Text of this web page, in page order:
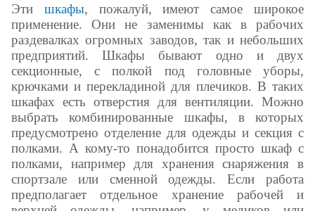
Эти шкафы, пожалуй, имеют самое широкое
применение. Они не заменимы как в рабочих
раздевалках огромных заводов, так и небольших
предприятий. Шкафы бывают одно и двух
секционные, с полкой под головные уборы,
крючками и перекладиной для плечиков. В таких
шкафах есть отверстия для вентиляции. Можно
выбрать комбинированные шкафы, в которых
предусмотрено отделение для одежды и секция с
полками. А кому-то понадобится просто шкаф с
полками, например для хранения снаряжения в
спортзале или сменной одежды. Если работа
предполагает отдельное хранение рабочей и